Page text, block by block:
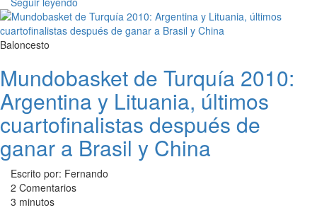
Baloncesto
Mundobasket de Turquía 2010:
Argentina y Lituania, últimos
cuartofinalistas después de
ganar a Brasil y China
Escrito por: Fernando
2 Comentarios
3 minutos